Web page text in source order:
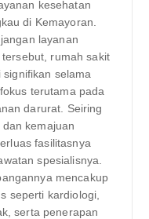
kesehatan
di Kemayoran.
layanan
rumah sakit
selama
terutama pada
darurat. Seiring
kemajuan
fasilitasnya
spesialisnya.
mencakup
seperti kardiologi,
serta penerapan